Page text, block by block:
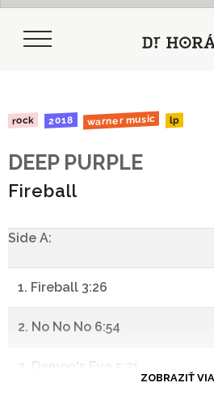
rock 2018 warner music lp
DEEP PURPLE
Fireball
Side A:
1. Fireball 3:26
2. No No No 6:54
3. Demon's Eye 5:21
ZOBRAZIŤ